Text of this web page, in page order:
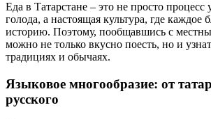
Еда в Татарстане – это не просто процесс
голода, а настоящая культура, где каждое
историю. Поэтому, пообщавшись с
можно не только вкусно поесть, но и
традициях и обычаях.
Языковое многообразие: от
русского